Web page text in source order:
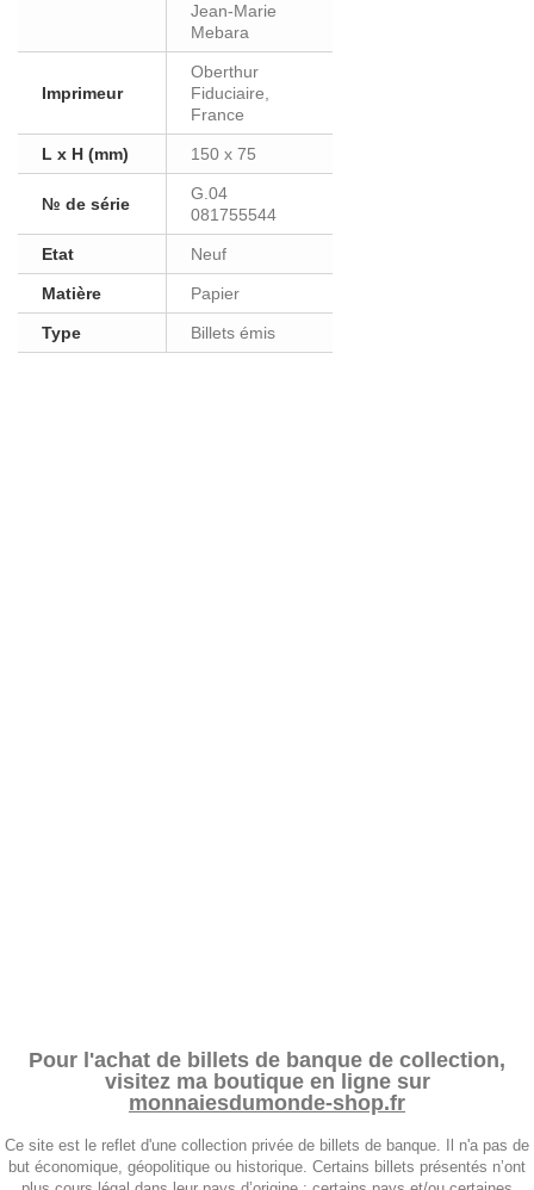
Jean-Marie
Mebara
Imprimeur
Oberthur
Fiduciaire,
France
L x H (mm) 150 x 75
№ de série
G.04
081755544
Etat Neuf
Matière Papier
Type Billets émis
Pour l'achat de billets de banque de collection,
visitez ma boutique en ligne sur
monnaiesdumonde-shop.fr
Ce site est le reflet d'une collection privée de billets de banque. Il n'a pas de
but économique, géopolitique ou historique. Certains billets présentés n’ont